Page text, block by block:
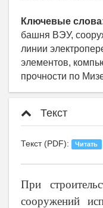
Ключевые
башня ВЭУ,
линии
элементов,
прочности по
Текст
Текст (PDF): Читать
При
сооружений